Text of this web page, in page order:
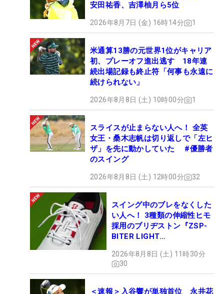
安田祐香、吉澤柚月ら5位
2026年8月7日 (金) 16時14分 1
米通算13勝の元世界1位がキャリア
初、プレーオフ進出逃す 18年連
続出場記録も終止符「何事も永遠に
続けられない」
2026年8月8日 (土) 10時00分 1
スライスが止まらない人へ！ 全英
女王・桑木志帆は切り返しで「左ヒ
ザ」を先に動かしていた #優勝者
のスイング
2026年8月8日 (土) 12時00分 32
スイング中のブレをなくした
い人へ！ 3種類の伸縮性ヒモ
採用のブリヂストン『ZSP-
BITER LIGHT
ュー
2026年8月8日 (土) 11時30分
30
＜速報＞入谷響が単独首位 永井花